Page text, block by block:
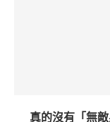
真的沒有「無